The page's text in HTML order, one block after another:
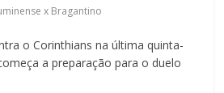
x Bragantino
o Corinthians na última quinta-
a preparação para o duelo